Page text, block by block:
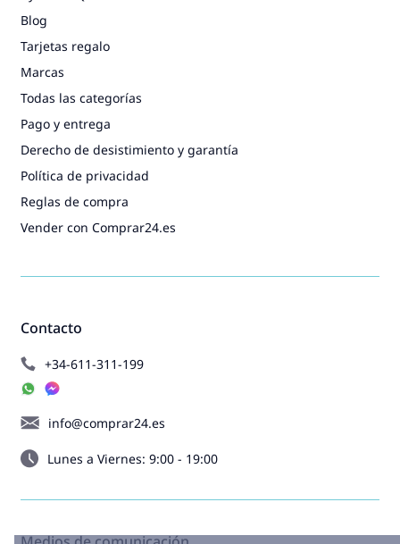
Contacto
+34-611-311-199
info@comprar24.es
Lunes a Viernes: 9:00 - 19:00
Blog
Tarjetas regalo
Marcas
Todas las categorías
Pago y entrega
Derecho de desistimiento y garantía
Política de privacidad
Reglas de compra
Vender con Comprar24.es